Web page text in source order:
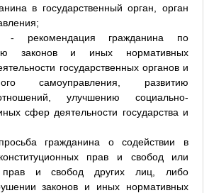
в государственный орган, орган
- рекомендация гражданина по
законов и иных нормативных
государственных органов и
самоуправления, развитию
улучшению социально-
сфер деятельности государства и
гражданина о содействии в
прав и свобод или
прав и свобод других лиц, либо
законов и иных нормативных